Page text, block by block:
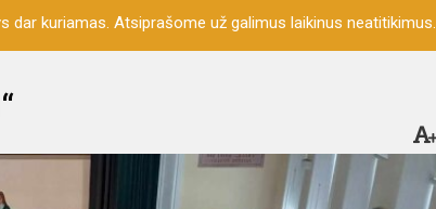
dar kuriamas. Atsiprašome už galimus laikinus neatitikimus.